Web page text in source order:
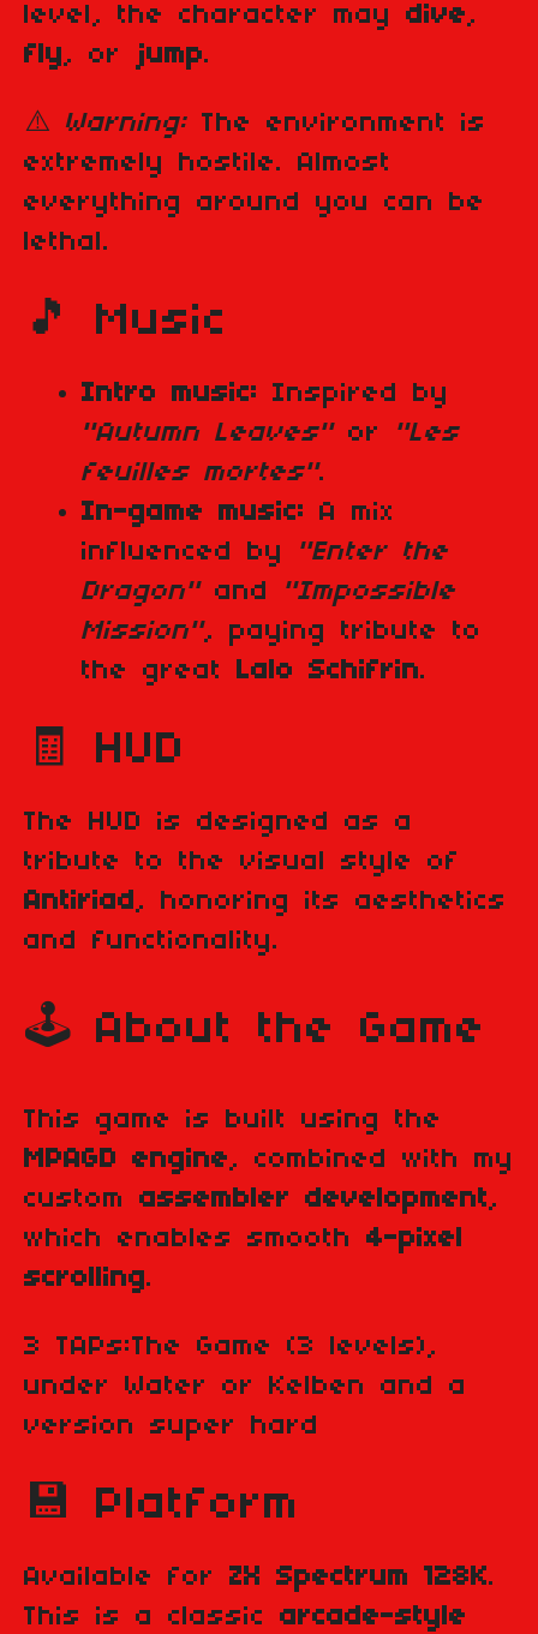
level, the character may dive,
fly, or jump.
⚠️ Warning: The environment is
extremely hostile. Almost
everything around you can be
lethal.
🎵 Music
Intro music: Inspired by
"Autumn Leaves"or "Les
feuilles mortes".
In-game music: A mix
influenced by "Enter the
Dragon"and "Impossible
Mission", paying tribute to
the great Lalo Schifrin.
🧾 HUD
The HUD is designed as a
tribute to the visual style of
Antiriad, honoring its aesthetics
and functionality.
🕹️ About the Game
This game is built using the
MPAGD engine, combined with my
custom assembler development,
which enables smooth 4-pixel
scrolling.
3 TAPs:The Game (3 levels),
under Water or Kelben and a
version super hard
💾 Platform
Available for ZX Spectrum 128K.
This is a classic arcade-style